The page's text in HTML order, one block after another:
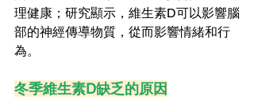
理健康；研究顯示，維生素D可以影響腦
部的神經傳導物質，從而影響情緒和行
為。
冬季維生素D缺乏的原因